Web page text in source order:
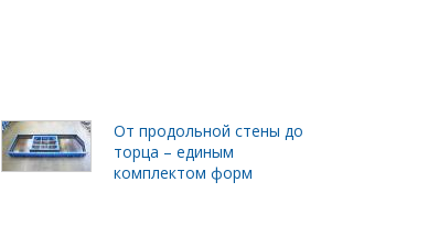
От продольной стены до
торца – единым
комплектом форм